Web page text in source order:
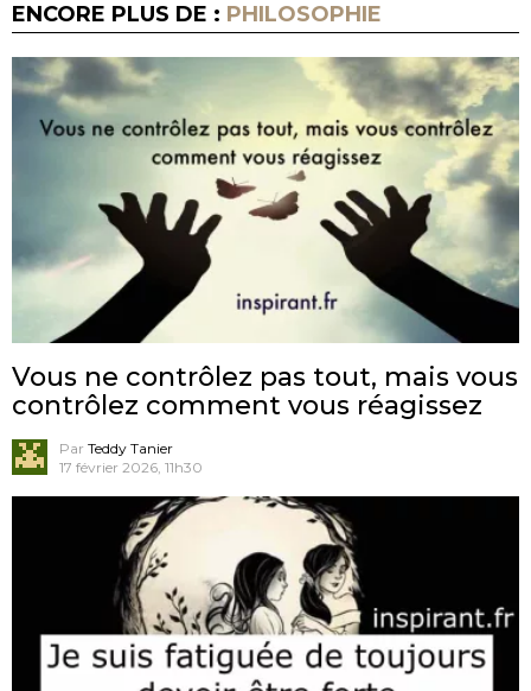
ENCORE PLUS DE : PHILOSOPHIE
Vous ne contrôlez pas tout, mais vous
contrôlez comment vous réagissez
Par Teddy Tanier
17 février 2026, 11h30